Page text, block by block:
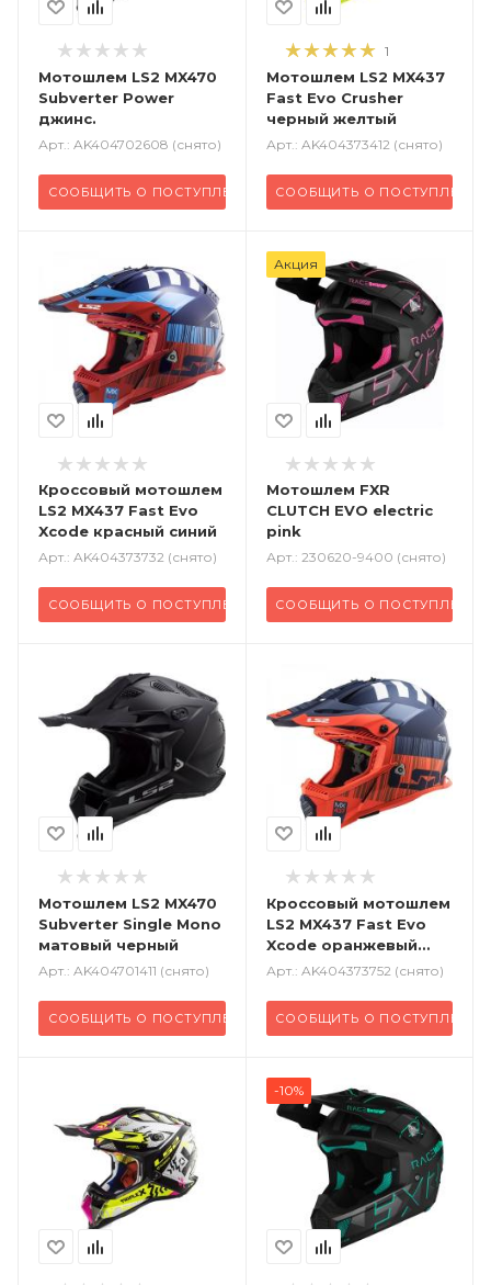
Мотошлем LS2 MX470
Subverter Power
джинс.
Арт.: AK404702608 (снято)
СООБЩИТЬ О ПОСТУПЛЕНИИ
1
Мотошлем LS2 MX437
Fast Evo Crusher
черный желтый
Арт.: AK404373412 (снято)
СООБЩИТЬ О ПОСТУПЛЕНИИ
Кроссовый мотошлем
LS2 MX437 Fast Evo
Xcode красный синий
Арт.: AK404373732 (снято)
СООБЩИТЬ О ПОСТУПЛЕНИИ
Акция
Мотошлем FXR
CLUTCH EVO electric
pink
Арт.: 230620-9400 (снято)
СООБЩИТЬ О ПОСТУПЛЕНИИ
Мотошлем LS2 MX470
Subverter Single Mono
матовый черный
Арт.: AK404701411 (снято)
СООБЩИТЬ О ПОСТУПЛЕНИИ
Кроссовый мотошлем
LS2 MX437 Fast Evo
Xcode оранжевый
синий
Арт.: AK404373752 (снято)
СООБЩИТЬ О ПОСТУПЛЕНИИ
-10%